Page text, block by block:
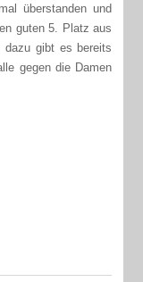
überstanden und
guten 5. Platz aus
dazu gibt es bereits
gegen die Damen